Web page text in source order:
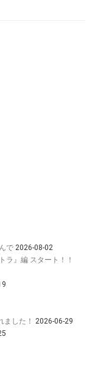
で 2026-08-02
ラ』編 スタート！！
した！ 2026-06-29